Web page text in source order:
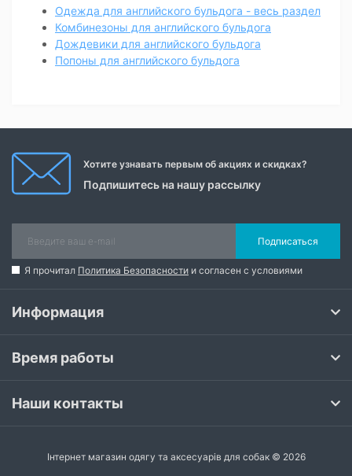
Одежда для английского бульдога - весь раздел
Комбинезоны для английского бульдога
Дождевики для английского бульдога
Попоны для английского бульдога
Хотите узнавать первым об акциях и скидках?
Подпишитесь на нашу рассылку
Подписаться
Я прочитал Политика Безопасности и согласен с условиями
Информация
Время работы
Наши контакты
Інтернет магазин одягу та аксесуарів для собак © 2026